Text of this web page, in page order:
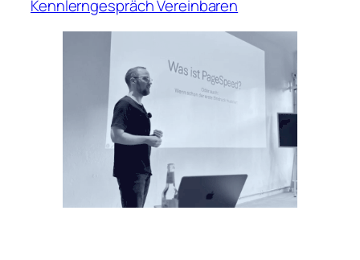
Kennlerngespräch Vereinbaren